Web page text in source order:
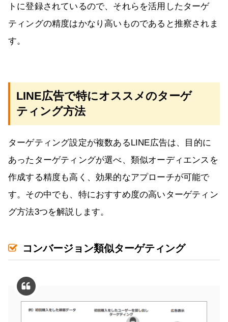
トに登録されているので、それらを活用したターゲ
ティングの精度はかなり高いものであると推察されま
す。
LINE広告で特にオススメのターゲ
ティング方法
ターゲティング設定が複数あるLINE広告は、目的に
あったターゲティングが選べ、類似オーディエンスを
作成する精度も高く、効果的なアプローチが可能で
す。その中でも、特におすすめ度の高いターゲティン
グ方法3つを解説します。
コンバージョン類似ターゲティング